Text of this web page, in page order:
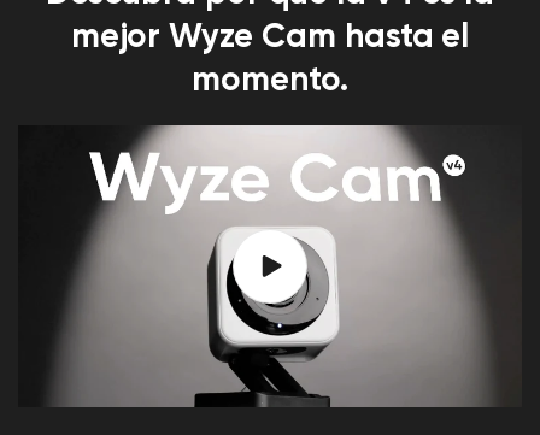
mejor Wyze Cam hasta el
momento.